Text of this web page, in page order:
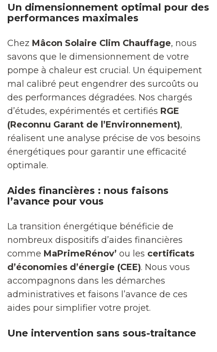
Un dimensionnement optimal pour des
performances maximales
Chez Mâcon Solaire Clim Chauffage, nous
savons que le dimensionnement de votre
pompe à chaleur est crucial. Un équipement
mal calibré peut engendrer des surcoûts ou
des performances dégradées. Nos chargés
d’études, expérimentés et certifiés RGE
(Reconnu Garant de l’Environnement),
réalisent une analyse précise de vos besoins
énergétiques pour garantir une efficacité
optimale.
Aides financières : nous faisons
l’avance pour vous
La transition énergétique bénéficie de
nombreux dispositifs d’aides financières
comme MaPrimeRénov’ ou les certificats
d’économies d’énergie (CEE). Nous vous
accompagnons dans les démarches
administratives et faisons l’avance de ces
aides pour simplifier votre projet.
Une intervention sans sous-traitance